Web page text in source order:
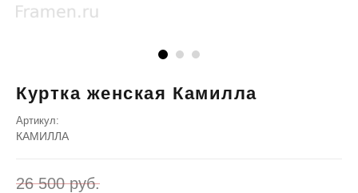
Куртка женская Камилла
Артикул:
КАМИЛЛА
26 500руб.